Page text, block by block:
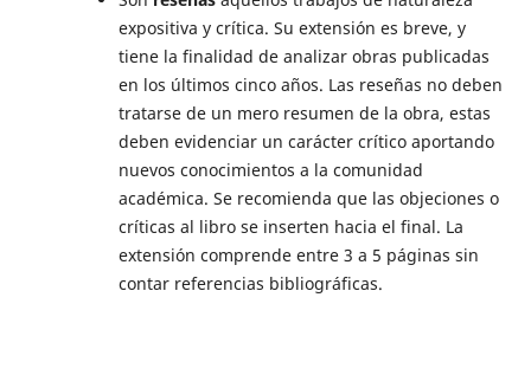
expositiva y crítica. Su extensión es breve, y
tiene la finalidad de analizar obras publicadas
en los últimos cinco años. Las reseñas no deben
tratarse de un mero resumen de la obra, estas
deben evidenciar un carácter crítico aportando
nuevos conocimientos a la comunidad
académica. Se recomienda que las objeciones o
críticas al libro se inserten hacia el final. La
extensión comprende entre 3 a 5 páginas sin
contar referencias bibliográficas.